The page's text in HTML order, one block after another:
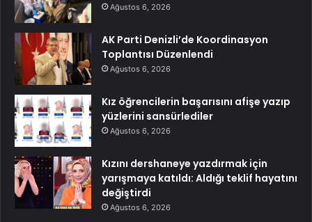
Ağustos 6, 2026
AK Parti Denizli’de Koordinasyon
Toplantısı Düzenlendi
Ağustos 6, 2026
Kız öğrencilerin başarısını afişe yazıp
yüzlerini sansürlediler
Ağustos 6, 2026
Kızını dershaneye yazdırmak için
yarışmaya katıldı: Aldığı teklif hayatını
değiştirdi
Ağustos 6, 2026